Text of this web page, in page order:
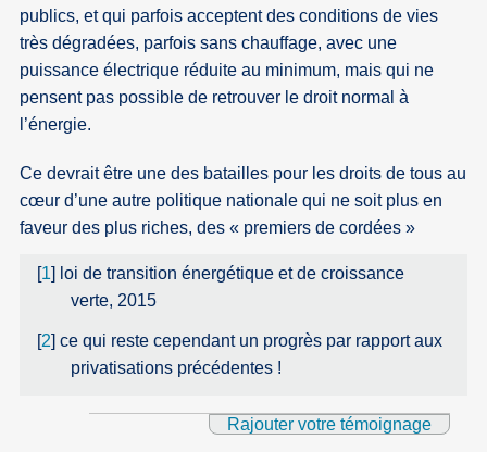
publics, et qui parfois acceptent des conditions de vies
très dégradées, parfois sans chauffage, avec une
puissance électrique réduite au minimum, mais qui ne
pensent pas possible de retrouver le droit normal à
l’énergie.
Ce devrait être une des batailles pour les droits de tous au
cœur d’une autre politique nationale qui ne soit plus en
faveur des plus riches, des « premiers de cordées »
[1] loi de transition énergétique et de croissance
verte, 2015
[2]ce qui reste cependant un progrès par rapport aux
privatisations précédentes !
Rajouter votre témoignage